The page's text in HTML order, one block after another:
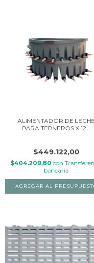
ALIMENTADOR DE LECHE
PARA TERNEROS X 12...
$449.122,00
$404.209,80 con
bancaria